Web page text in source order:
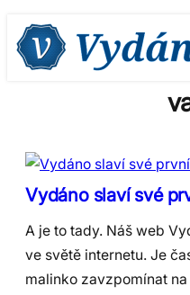
Skip
to
content
Vydáno slaví své
A je to tady. Náš web
ve světě internetu. Je
malinko zavzpomínat